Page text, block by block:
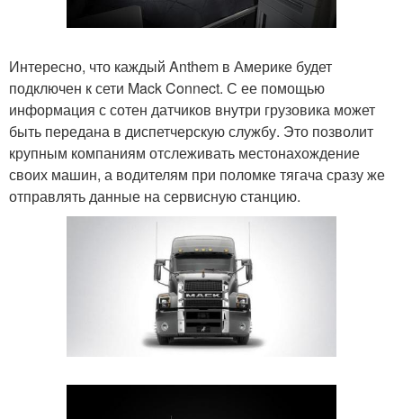
Интересно, что каждый Anthem в Америке будет
подключен к сети Mack Connect. С ее помощью
информация с сотен датчиков внутри грузовика может
быть передана в диспетчерскую службу. Это позволит
крупным компаниям отслеживать местонахождение
своих машин, а водителям при поломке тягача сразу же
отправлять данные на сервисную станцию.